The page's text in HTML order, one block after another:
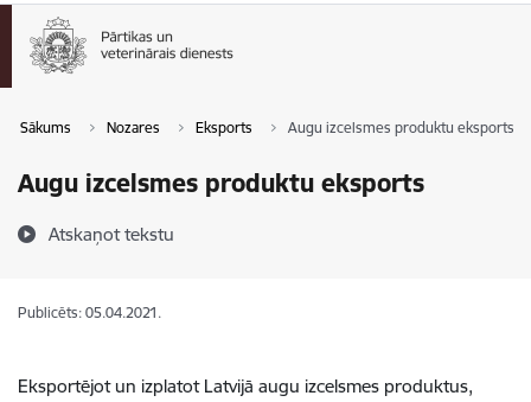
Sākums Nozares Eksports Augu izcelsmes produktu eksports
Augu izcelsmes produktu eksports
Atskaņot tekstu
Publicēts: 05.04.2021.
Eksportējot un izplatot Latvijā augu izcelsmes produktus,